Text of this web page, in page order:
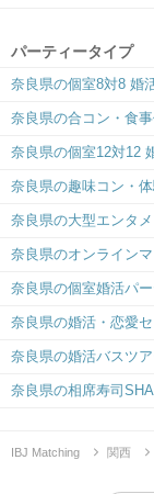
パーティータイプ
奈良県の個室8対8 婚
奈良県の合コン・食事
奈良県の個室12対12
奈良県の趣味コン・
奈良県の大型エンタメ
奈良県のオンライン
奈良県の個室婚活パ
奈良県の婚活・恋愛
奈良県の婚活バスツ
奈良県の相席寿司
IBJ Matching 関西